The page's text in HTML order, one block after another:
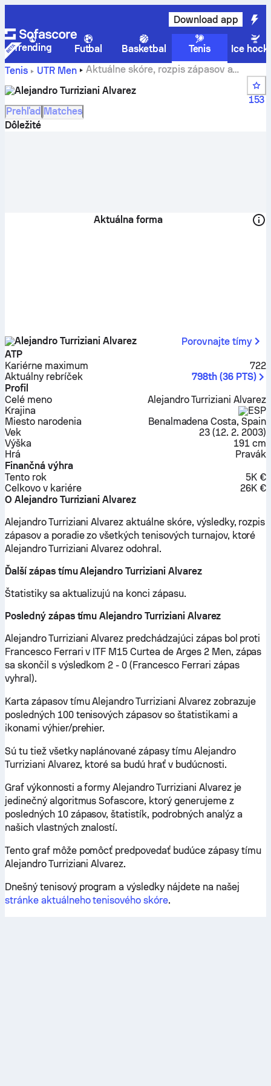
Download app
Trending Futbal Basketbal Tenis
Ice
Tenis
UTR Men
Aktuálne skóre, rozpis zápasov a
Alejandro Turriziani Alvarez
153
Prehľad Matches
Dôležité
Aktuálna forma
Alejandro Turriziani Alvarez
Porovnajte tímy
ATP
Kariérne maximum
722
Aktuálny rebríček
798th (36 PTS)
Profil
Celé meno
Alejandro Turriziani Alvarez
Krajina
ESP
Miesto narodenia
Benalmadena Costa, Spain
Vek
23 (12. 2. 2003)
Výška
191 cm
Hrá
Pravák
Finančná výhra
Tento rok
5K €
Celkovo v kariére
26K €
O Alejandro Turriziani Alvarez
Alejandro Turriziani Alvarez aktuálne skóre, výsledky, rozpis
zápasov a poradie zo všetkých tenisových turnajov, ktoré
Alejandro Turriziani Alvarez odohral.
Ďalší zápas tímu Alejandro Turriziani Alvarez
Štatistiky sa aktualizujú na konci zápasu.
Posledný zápas tímu Alejandro Turriziani Alvarez
Alejandro Turriziani Alvarez predchádzajúci zápas bol proti
Francesco Ferrari v ITF M15 Curtea de Arges 2 Men, zápas
sa skončil s výsledkom 2 - 0 (Francesco Ferrari zápas
vyhral).
Karta zápasov tímu Alejandro Turriziani Alvarez zobrazuje
posledných 100 tenisových zápasov so štatistikami a
ikonami výhier/prehier.
Sú tu tiež všetky naplánované zápasy tímu Alejandro
Turriziani Alvarez, ktoré sa budú hrať v budúcnosti.
Graf výkonnosti a formy Alejandro Turriziani Alvarez je
jedinečný algoritmus Sofascore, ktorý generujeme z
posledných 10 zápasov, štatistík, podrobných analýz a
našich vlastných znalostí.
Tento graf môže pomôcť predpovedať budúce zápasy tímu
Alejandro Turriziani Alvarez.
Dnešný tenisový program a výsledky nájdete na našej
stránke aktuálneho tenisového skóre.